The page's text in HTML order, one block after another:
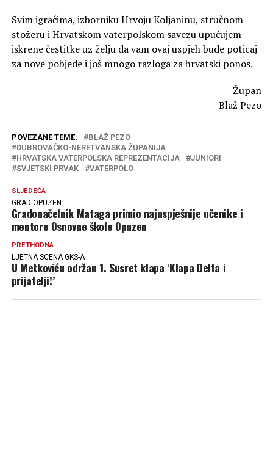
Svim igračima, izborniku Hrvoju Koljaninu, stručnom
stožeru i Hrvatskom vaterpolskom savezu upućujem
iskrene čestitke uz želju da vam ovaj uspjeh bude poticaj
za nove pobjede i još mnogo razloga za hrvatski ponos.
Župan
Blaž Pezo
POVEZANE TEME:
BLAŽ PEZO
DUBROVAČKO-NERETVANSKA ŽUPANIJA
HRVATSKA VATERPOLSKA REPREZENTACIJA
JUNIORI
SVJETSKI PRVAK
VATERPOLO
SLJEDEĆA
GRAD OPUZEN
Gradonačelnik Mataga primio najuspješnije učenike i
mentore Osnovne škole Opuzen
PRETHODNA
LJETNA SCENA GKS-A
U Metkoviću održan 1. Susret klapa ‘Klapa Delta i
prijatelji!’